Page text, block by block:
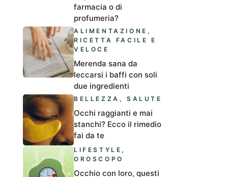
farmacia o di
profumeria?
ALIMENTAZIONE ,
RICETTA FACILE E
VELOCE
Merenda sana da
leccarsi i baffi con soli
due ingredienti
BELLEZZA ,SALUTE
Occhi raggianti e mai
stanchi? Ecco il rimedio
fai da te
LIFESTYLE ,
OROSCOPO
Occhio con loro, questi